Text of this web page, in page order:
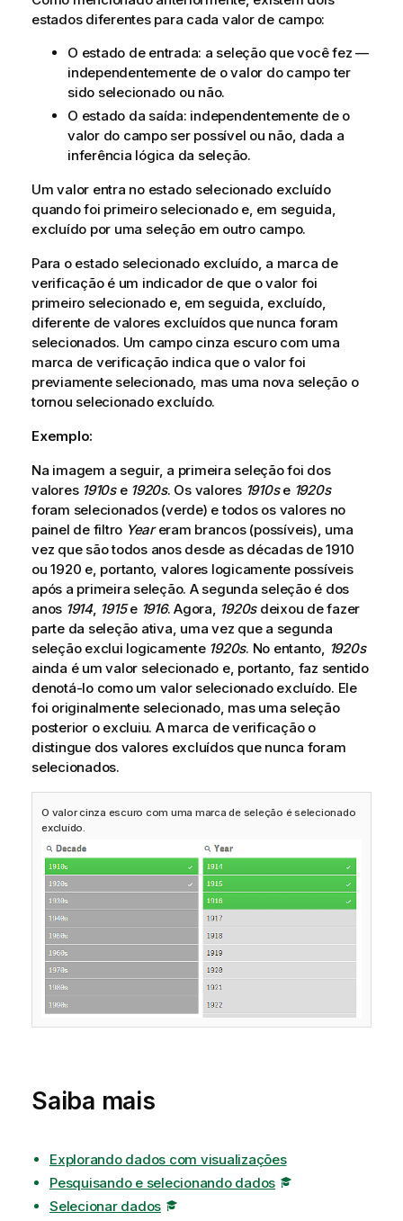
estados diferentes para cada valor de campo:
O estado de entrada: a seleção que você fez —
independentemente de o valor do campo ter
sido selecionado ou não.
O estado da saída: independentemente de o
valor do campo ser possível ou não, dada a
inferência lógica da seleção.
Um valor entra no estado selecionado excluído
quando foi primeiro selecionado e, em seguida,
excluído por uma seleção em outro campo.
Para o estado selecionado excluído, a marca de
verificação é um indicador de que o valor foi
primeiro selecionado e, em seguida, excluído,
diferente de valores excluídos que nunca foram
selecionados. Um campo cinza escuro com uma
marca de verificação indica que o valor foi
previamente selecionado, mas uma nova seleção o
tornou selecionado excluído.
Exemplo:
Na imagem a seguir, a primeira seleção foi dos
valores 1910se 1920s. Os valores 1910se 1920s
foram selecionados (verde) e todos os valores no
painel de filtro Yeareram brancos (possíveis), uma
vez que são todos anos desde as décadas de 1910
ou 1920 e, portanto, valores logicamente possíveis
após a primeira seleção. A segunda seleção é dos
anos 1914, 1915e 1916. Agora, 1920sdeixou de fazer
parte da seleção ativa, uma vez que a segunda
seleção exclui logicamente 1920s. No entanto, 1920s
ainda é um valor selecionado e, portanto, faz sentido
denotá-lo como um valor selecionado excluído. Ele
foi originalmente selecionado, mas uma seleção
posterior o excluiu. A marca de verificação o
distingue dos valores excluídos que nunca foram
selecionados.
O valor cinza escuro com uma marca de seleção é selecionado
excluído.
Saiba mais
Explorando dados com visualizações
Pesquisando e selecionando dados
Selecionar dados